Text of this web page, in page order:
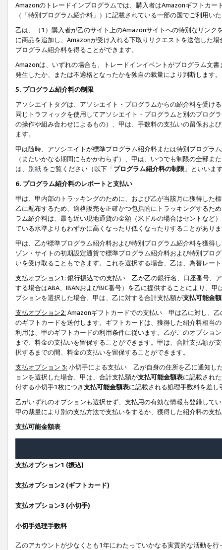
Amazonのトレードインプログラムでは、購入者はAmazonギフトカ
（「特別プログラム紹介料」）に記載されている一部の国でご利用い
乙は、（1）購入者が乙のサイト上のAmazonサイトへの特別なリン
に商品を追加し、Amazonが受け入れる下取りリクエストを送信した
プログラム紹介料を得ることができます。
Amazonは、いずれの場合も、トレードインイベントがプログラム文
発生したか、または不適格となったかを独自の裁量により判断します。
5. プログラム紹介料の制限
アソシエイトタグは、アソシエイト・プログラムからの紹介料を受け
同じトラフィックを使用してアソシエイト・プログラムと別のプログ
の操作や組み合わせによるもの）、甲は、手数料の支払いの留保およ
ます。
甲は随時、アソシエイトが標準プログラム紹介料または特別プログラ
（またいかなる期間にもかかわらず）、甲は、いつでも制限の全部
は、 別紙 をご覧ください（以下「プログラム紹介料の制限 」といいま
6. プログラム紹介料のレポートと支払い
甲は、甲内部のトラッキングのために、および乙が当該月に獲得した
乙に配布するため、適格販売を正確かつ包括的にトラッキングするた
ラム紹介料は、最も近い現地通貨の金額（米ドルの場合はセントなど
ている水準よりもわずかに高くなったり低くなったりすることがあり
甲は、乙が標準プログラム紹介料および特別プログラム紹介料を獲得
ゾン・サイトの初期設定通貨で標準プログラム紹介料および特別プロ
いを受け取ることもできます。これを選択する場合、乙は、為替レー
支払オプション1: 銀行振込での支払い 乙が乙の銀行名、口座番号、
する場合はABA、IBANおよびBIC番号）を乙に提供することにより、
プションを選択した場合、甲は、乙に対する合計支払額が支払可能金
支払オプション2: Amazonギフトカードでの支払い 甲は乙に対し、乙
のギフトカードを送付します。ギフトカードは、獲得した紹介料相当
利用は、甲のギフトカードの利用条件に従います。乙がこのオプショ
まで、料金の支払いを留保することができます。甲は、合計支払額が
択するまでの間、料金の支払いを留保することができます。
支払オプション 3: 小切手による支払い 乙が自身の住所を乙に通知し
ョンを選択した場合、甲は、合計支払額が支払可能金額表に記載され
付する小切手1枚につき支払可能金額表に記載される処理手数料を差し
乙がいずれのオプションも選択せず、支払用の有効な情報も登録して
甲の裁量により別の支払方法で支払いをするか、獲得した紹介料の支
支払可能金額表
支払オプション1 (振込)
支払オプション2 (ギフトカード)
支払オプション3 (小切手)
小切手処理手数料
乙のアカウントが少なくとも1年にわたっていかなる実質的な活動を